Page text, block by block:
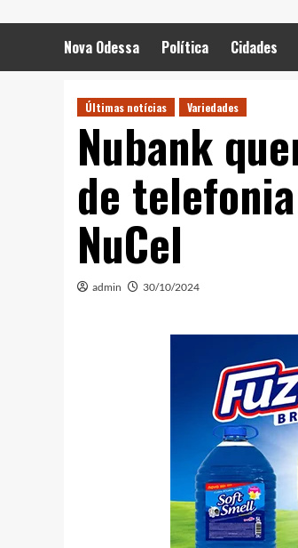
Nova Odessa Política Cidades
Últimas notícias Variedades
Nubank
de
NuCel
admin 30/10/2024